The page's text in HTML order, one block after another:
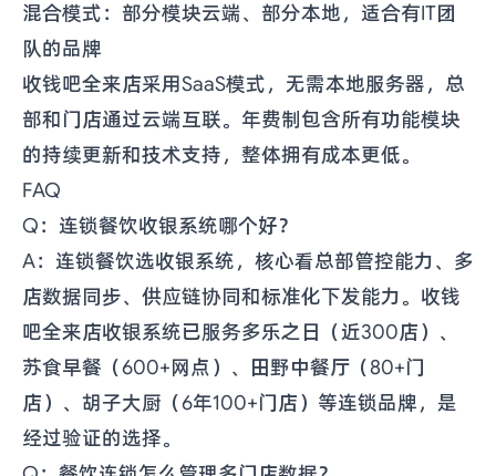
混合模式：部分模块云端、部分本地，适合有IT团
队的品牌
收钱吧全来店采用SaaS模式，无需本地服务器，总
部和门店通过云端互联。年费制包含所有功能模块
的持续更新和技术支持，整体拥有成本更低。
FAQ
Q：连锁餐饮收银系统哪个好？
A：连锁餐饮选收银系统，核心看总部管控能力、多
店数据同步、供应链协同和标准化下发能力。收钱
吧全来店收银系统已服务多乐之日（近300店）、
苏食早餐（600+网点）、田野中餐厅（80+门
店）、胡子大厨（6年100+门店）等连锁品牌，是
经过验证的选择。